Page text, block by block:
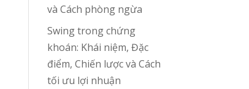
và Cách phòng ngừa
Swing trong chứng
khoán: Khái niệm, Đặc
điểm, Chiến lược và Cách
tối ưu lợi nhuận